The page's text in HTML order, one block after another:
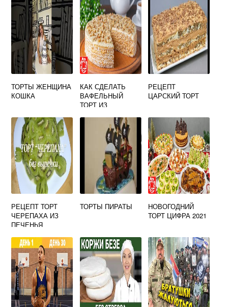
ТОРТЫ ЖЕНЩИНА
КОШКА
КАК СДЕЛАТЬ
ВАФЕЛЬНЫЙ
ТОРТ ИЗ
ХРУСТЯЩИМ
РЕЦЕПТ
ЦАРСКИЙ ТОРТ
РЕЦЕПТ ТОРТ
ЧЕРЕПАХА ИЗ
ПЕЧЕНЬЯ
ТОРТЫ ПИРАТЫ
НОВОГОДНИЙ
ТОРТ ЦИФРА 2021